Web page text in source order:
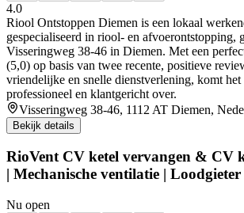
4.0
Riool Ontstoppen Diemen is een lokaal
gespecialiseerd in riool- en afvoerontstopping,
Visseringweg 38‑46 in Diemen. Met een
(5,0) op basis van twee recente, positieve
vriendelijke en snelle dienstverlening, komt
professioneel en klantgericht over.
Visseringweg 38-46, 1112 AT Diemen,
Bekijk details
RioVent CV ketel vervangen & CV
| Mechanische ventilatie |
Nu open